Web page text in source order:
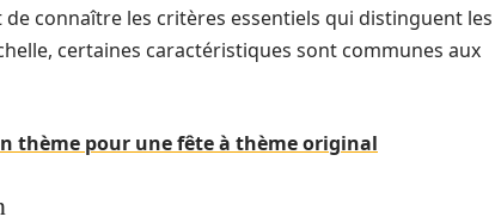
connaître les critères essentiels qui distinguent les
certaines caractéristiques sont communes aux
thème pour une fête à thème original